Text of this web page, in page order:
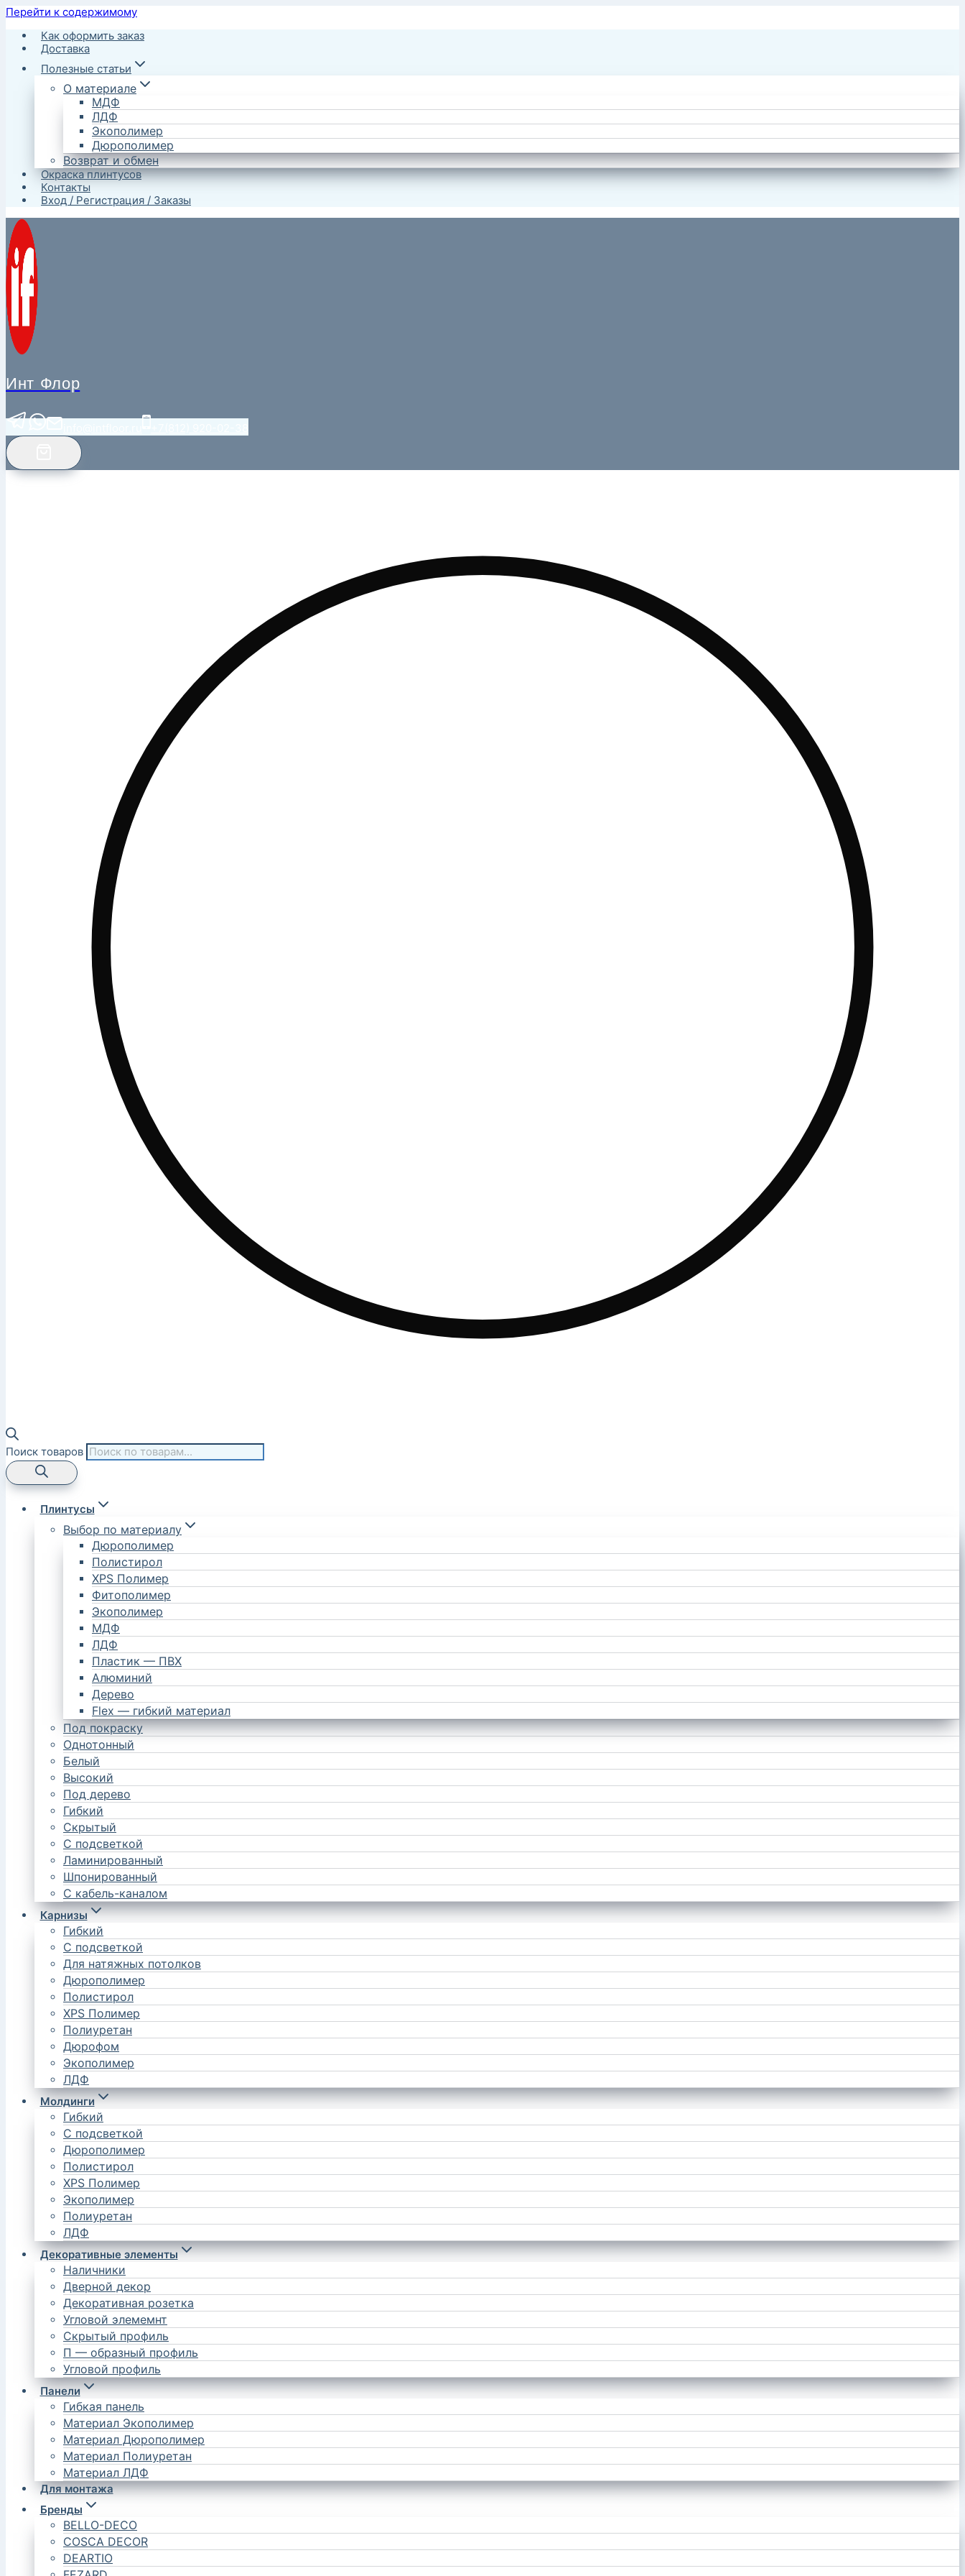
Перейти к содержимому
Как оформить заказ
Доставка
Полезные статьи
О материале
МДФ
ЛДФ
Экополимер
Дюрополимер
Возврат и обмен
Окраска плинтусов
Контакты
Вход / Регистрация / Заказы
Инт Флор
Поиск товаров
Плинтусы
Выбор по материалу
Дюрополимер
Полистирол
XPS Полимер
Фитополимер
Экополимер
МДФ
ЛДФ
Пластик — ПВХ
Алюминий
Дерево
Flex — гибкий материал
Под покраску
Однотонный
Белый
Высокий
Под дерево
Гибкий
Скрытый
С подсветкой
Ламинированный
Шпонированный
С кабель-каналом
Карнизы
Гибкий
С подсветкой
Для натяжных потолков
Дюрополимер
Полистирол
XPS Полимер
Полиуретан
Дюрофом
Экополимер
ЛДФ
Молдинги
Гибкий
С подсветкой
Дюрополимер
Полистирол
XPS Полимер
Экополимер
Полиуретан
ЛДФ
Декоративные элементы
Наличники
Дверной декор
Декоративная розетка
Угловой элемемнт
Скрытый профиль
П — образный профиль
Угловой профиль
Панели
Гибкая панель
Материал Экополимер
Материал Дюрополимер
Материал Полиуретан
Материал ЛДФ
Для монтажа
Бренды
BELLO-DECO
COSCA DECOR
DEARTIO